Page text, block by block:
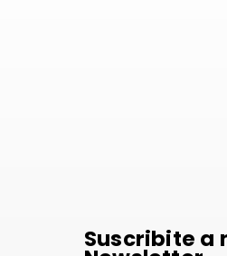
Suscribite a